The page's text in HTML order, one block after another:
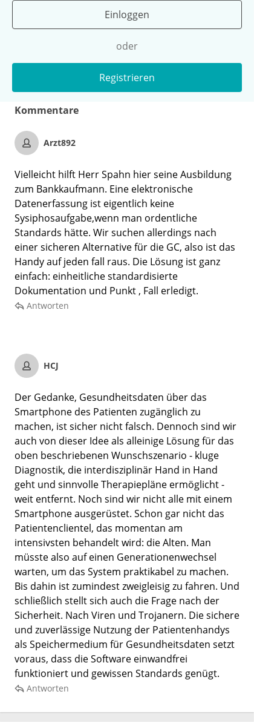
Einloggen
oder
Registrieren
Kommentare
Arzt892
Vielleicht hilft Herr Spahn hier seine Ausbildung
zum Bankkaufmann. Eine elektronische
Datenerfassung ist eigentlich keine
Sysiphosaufgabe,wenn man ordentliche
Standards hätte. Wir suchen allerdings nach
einer sicheren Alternative für die GC, also ist das
Handy auf jeden fall raus. Die Lösung ist ganz
einfach: einheitliche standardisierte
Dokumentation und Punkt , Fall erledigt.
Antworten
HCJ
Der Gedanke, Gesundheitsdaten über das
Smartphone des Patienten zugänglich zu
machen, ist sicher nicht falsch. Dennoch sind wir
auch von dieser Idee als alleinige Lösung für das
oben beschriebenen Wunschszenario - kluge
Diagnostik, die interdisziplinär Hand in Hand
geht und sinnvolle Therapiepläne ermöglicht -
weit entfernt. Noch sind wir nicht alle mit einem
Smartphone ausgerüstet. Schon gar nicht das
Patientenclientel, das momentan am
intensivsten behandelt wird: die Alten. Man
müsste also auf einen Generationenwechsel
warten, um das System praktikabel zu machen.
Bis dahin ist zumindest zweigleisig zu fahren. Und
schließlich stellt sich auch die Frage nach der
Sicherheit. Nach Viren und Trojanern. Die sichere
und zuverlässige Nutzung der Patientenhandys
als Speichermedium für Gesundheitsdaten setzt
voraus, dass die Software einwandfrei
funktioniert und gewissen Standards genügt.
Antworten